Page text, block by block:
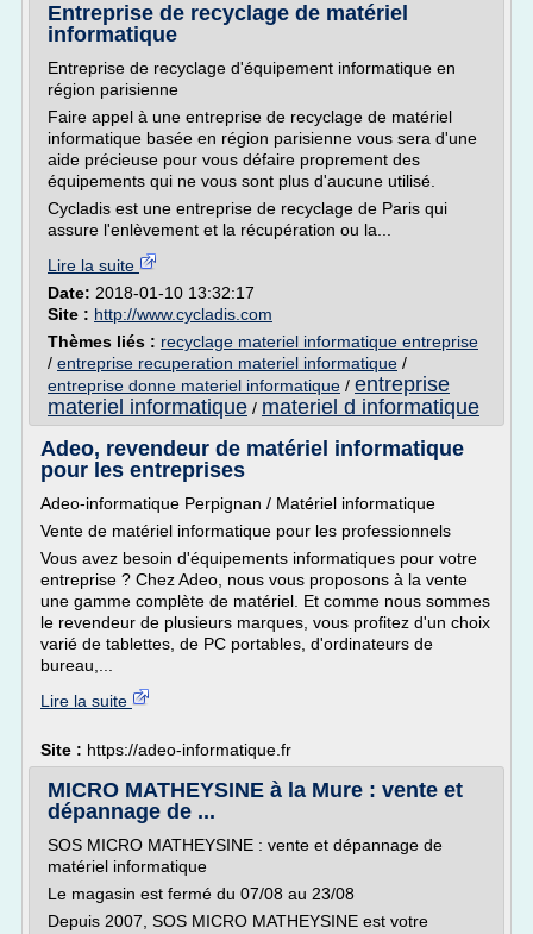
Entreprise de recyclage de matériel
informatique
Entreprise de recyclage d'équipement informatique en
région parisienne
Faire appel à une entreprise de recyclage de matériel
informatique basée en région parisienne vous sera d'une
aide précieuse pour vous défaire proprement des
équipements qui ne vous sont plus d'aucune utilisé.
Cycladis est une entreprise de recyclage de Paris qui
assure l'enlèvement et la récupération ou la...
Lire la suite
Date: 2018-01-10 13:32:17
Site : http://www.cycladis.com
Thèmes liés : recyclage materiel informatique entreprise
/ entreprise recuperation materiel informatique /
entreprise donne materiel informatique / entreprise
materiel informatique / materiel d informatique
Adeo, revendeur de matériel informatique
pour les entreprises
Adeo-informatique Perpignan / Matériel informatique
Vente de matériel informatique pour les professionnels
Vous avez besoin d'équipements informatiques pour votre
entreprise ? Chez Adeo, nous vous proposons à la vente
une gamme complète de matériel. Et comme nous sommes
le revendeur de plusieurs marques, vous profitez d'un choix
varié de tablettes, de PC portables, d'ordinateurs de
bureau,...
Lire la suite
Site : https://adeo-informatique.fr
MICRO MATHEYSINE à la Mure : vente et
dépannage de ...
SOS MICRO MATHEYSINE : vente et dépannage de
matériel informatique
Le magasin est fermé du 07/08 au 23/08
Depuis 2007, SOS MICRO MATHEYSINE est votre